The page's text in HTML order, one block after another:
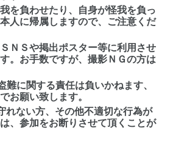
を負わせたり、自身が怪我を負っ
人に帰属しますので、ご注意くだ
ＮＳや掲出ポスター等に利用させ
。お手数ですが、撮影ＮＧの方は
に関する責任は負いかねます、
お願い致します。
れない方、その他不適切な行為が
、参加をお断りさせて頂くことが